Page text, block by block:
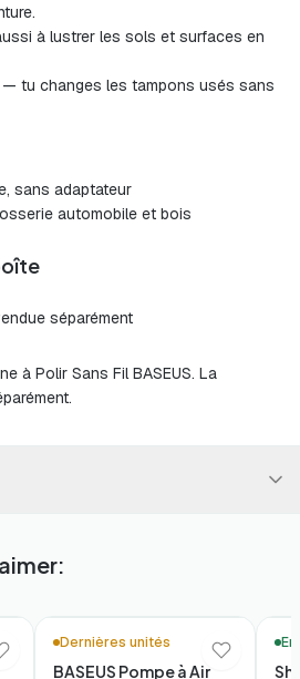
à lustrer les sols et surfaces en
— tu changes les tampons usés sans
sans adaptateur
automobile et bois
séparément
à Polir Sans Fil BASEUS. La
Dernières unités
BASEUS Pompe à Air